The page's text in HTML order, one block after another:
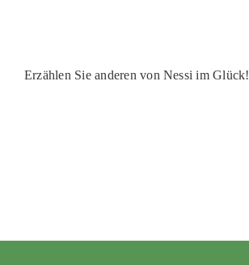
Erzählen Sie anderen von Nessi im Glück!